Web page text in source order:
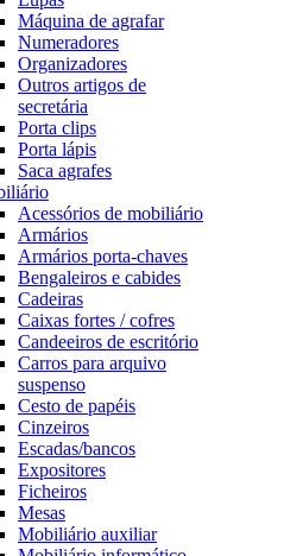
Máquina de agrafar
Numeradores
Organizadores
Outros artigos de
secretária
Porta clips
Porta lápis
Saca agrafes
Acessórios de mobiliário
Armários
Armários porta-chaves
Bengaleiros e cabides
Cadeiras
Caixas fortes / cofres
Candeeiros de escritório
Carros para arquivo
suspenso
Cesto de papéis
Cinzeiros
Escadas/bancos
Expositores
Ficheiros
Mesas
Mobiliário auxiliar